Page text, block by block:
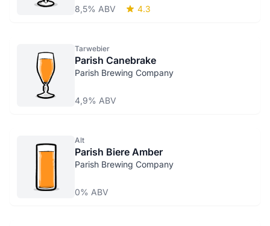
8,5% ABV 4.3
Tarwebier
Parish Canebrake
Parish Brewing Company
4,9% ABV
Alt
Parish Biere Amber
Parish Brewing Company
0% ABV